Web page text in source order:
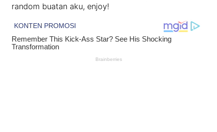
random buatan aku, enjoy!